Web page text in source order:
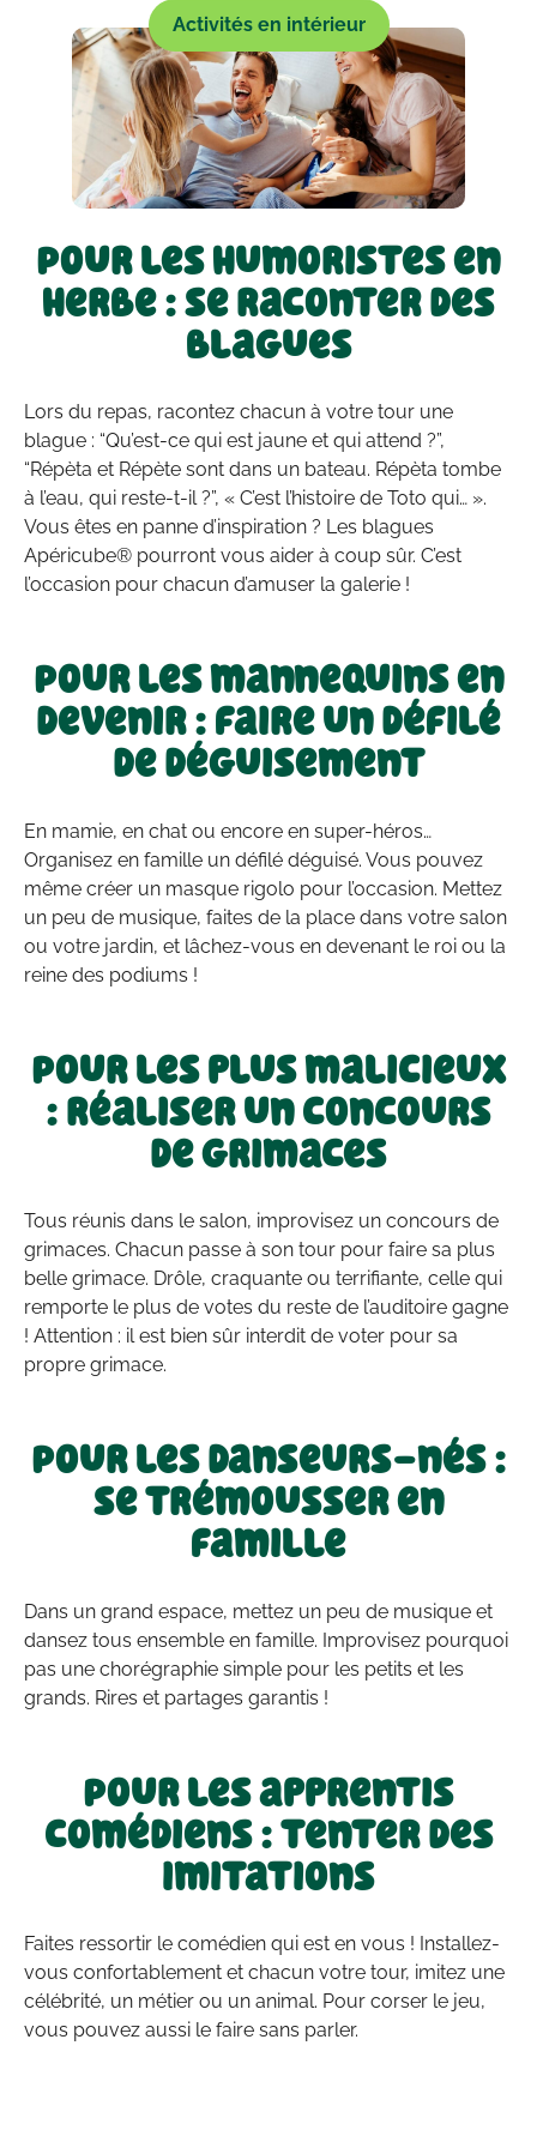
Activités en intérieur
Pour les humoristes en
herbe : se raconter des
blagues
Lors du repas, racontez chacun à votre tour une
blague : “Qu’est-ce qui est jaune et qui attend ?”,
“Répèta et Répète sont dans un bateau. Répèta tombe
à l’eau, qui reste-t-il ?”, « C’est l’histoire de Toto qui… ».
Vous êtes en panne d’inspiration ? Les blagues
Apéricube® pourront vous aider à coup sûr. C’est
l’occasion pour chacun d’amuser la galerie !
Pour les mannequins en
devenir : faire un défilé
de déguisement
En mamie, en chat ou encore en super-héros…
Organisez en famille un défilé déguisé. Vous pouvez
même créer un masque rigolo pour l’occasion. Mettez
un peu de musique, faites de la place dans votre salon
ou votre jardin, et lâchez-vous en devenant le roi ou la
reine des podiums !
Pour les plus malicieux
: réaliser un concours
de grimaces
Tous réunis dans le salon, improvisez un concours de
grimaces. Chacun passe à son tour pour faire sa plus
belle grimace. Drôle, craquante ou terrifiante, celle qui
remporte le plus de votes du reste de l’auditoire gagne
! Attention : il est bien sûr interdit de voter pour sa
propre grimace.
Pour les danseurs-nés :
se trémousser en
famille
Dans un grand espace, mettez un peu de musique et
dansez tous ensemble en famille. Improvisez pourquoi
pas une chorégraphie simple pour les petits et les
grands. Rires et partages garantis !
Pour les apprentis
comédiens : tenter des
imitations
Faites ressortir le comédien qui est en vous ! Installez-
vous confortablement et chacun votre tour, imitez une
célébrité, un métier ou un animal. Pour corser le jeu,
vous pouvez aussi le faire sans parler.